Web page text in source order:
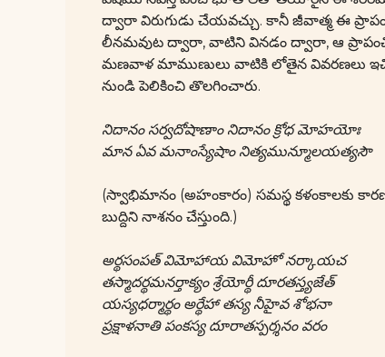
ద్వారా విరుగుడు చేయవచ్చు. కానీ జీవాత్మ ఈ
లీనమవుట ద్వారా, వాటిని వినడం ద్వారా, ఆ
మణవాళ మాముణులు వాటికి లోతైన వివరణలు
నుండి పెలికించి తొలగించారు.
నిదానం సర్వదోషాణాం నిదానం క్రోధ మోహయోః
మాన ఏవ మనాంస్యేషాం నిత్యమున్మూలయత్యసౌ
(స్వాభిమానం (అహంకారం) సమస్థ కళంకాలకు
బుద్దిని నాశనం చేస్తుంది.)
అర్థసంపత్ విమోహాయ విమోహో నర్కాయచ
తస్మాదర్థమనర్తాక్యం శ్రేయోర్థీ దూరతస్త్యజేత్
యస్యధర్మార్థం అర్థేహా తస్య నీహైవ శోభనా
ప్రక్షాళనాతి పంకస్య దూరాతస్పర్శనం వరం